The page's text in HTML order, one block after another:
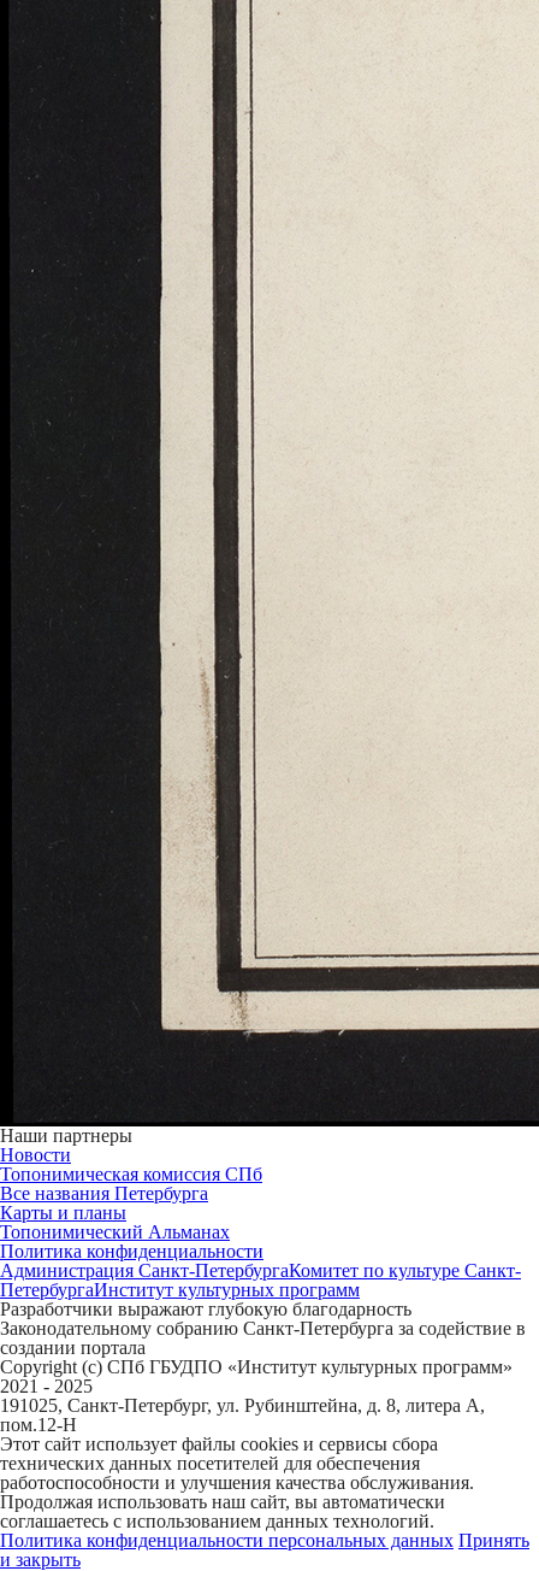
Наши партнеры
Новости
Топонимическая комиссия СПб
Все названия Петербурга
Карты и планы
Топонимический Альманах
Политика конфиденциальности
Администрация Санкт-ПетербургаКомитет по культуре Санкт-
ПетербургаИнститут культурных программ
Разработчики выражают глубокую благодарность
Законодательному собранию Санкт-Петербурга за содействие в
создании портала
Copyright (c) СПб ГБУДПО «Институт культурных программ»
2021 - 2025
191025, Санкт-Петербург, ул. Рубинштейна, д. 8, литера А,
пом.12-Н
Этот сайт использует файлы cookies и сервисы сбора
технических данных посетителей для обеспечения
работоспособности и улучшения качества обслуживания.
Продолжая использовать наш сайт, вы автоматически
соглашаетесь с использованием данных технологий.
Политика конфиденциальности персональных данных Принять
и закрыть